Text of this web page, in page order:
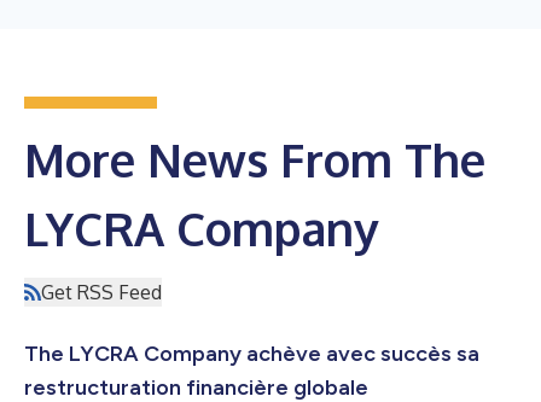
More News From The
LYCRA Company
Get RSS Feed
The LYCRA Company achève avec succès sa
restructuration financière globale